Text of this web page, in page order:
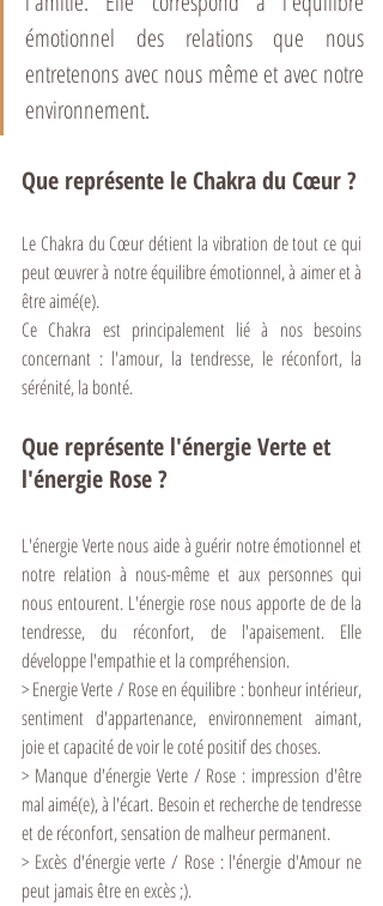
émotionnel des relations que nous
entretenons avec nous même et avec notre
environnement.
Que représente le Chakra du Cœur ?
Le Chakra du Cœur détient la vibration de tout ce qui
peut œuvrer à notre équilibre émotionnel, à aimer et à
être aimé(e).
Ce Chakra est principalement lié à nos besoins
concernant : l'amour, la tendresse, le réconfort, la
sérénité, la bonté.
Que représente l'énergie Verte et
l'énergie Rose ?
L'énergie Verte nous aide à guérir notre émotionnel et
notre relation à nous-même et aux personnes qui
nous entourent. L'énergie rose nous apporte de de la
tendresse, du réconfort, de l'apaisement. Elle
développe l'empathie et la compréhension.
> Energie Verte / Rose en équilibre : bonheur intérieur,
sentiment d'appartenance, environnement aimant,
joie et capacité de voir le coté positif des choses.
> Manque d'énergie Verte / Rose : impression d'être
mal aimé(e), à l'écart. Besoin et recherche de tendresse
et de réconfort, sensation de malheur permanent.
> Excès d'énergie verte / Rose : l'énergie d'Amour ne
peut jamais être en excès ;).